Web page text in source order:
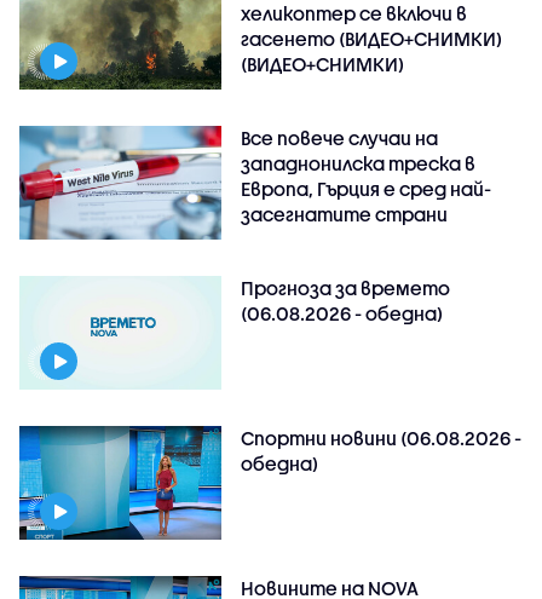
хеликоптер се включи в
гасенето (ВИДЕО+СНИМКИ)
(ВИДЕО+СНИМКИ)
Все повече случаи на
западнонилска треска в
Европа, Гърция е сред най-
засегнатите страни
Прогноза за времето
(06.08.2026 - обедна)
Спортни новини (06.08.2026 -
обедна)
Новините на NOVA